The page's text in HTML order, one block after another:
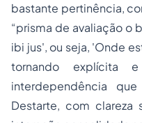
bastante pertinência,
“prisma de avaliação o
ibi jus', ou seja, 'Onde
tornando explícita
interdependência
Destarte, com clareza